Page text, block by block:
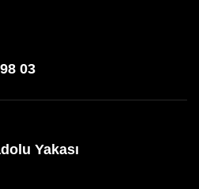
03
Yakası